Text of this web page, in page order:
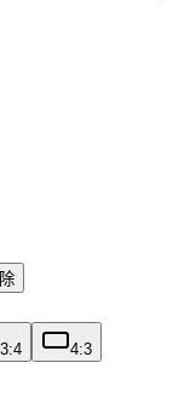
3:4 4:3